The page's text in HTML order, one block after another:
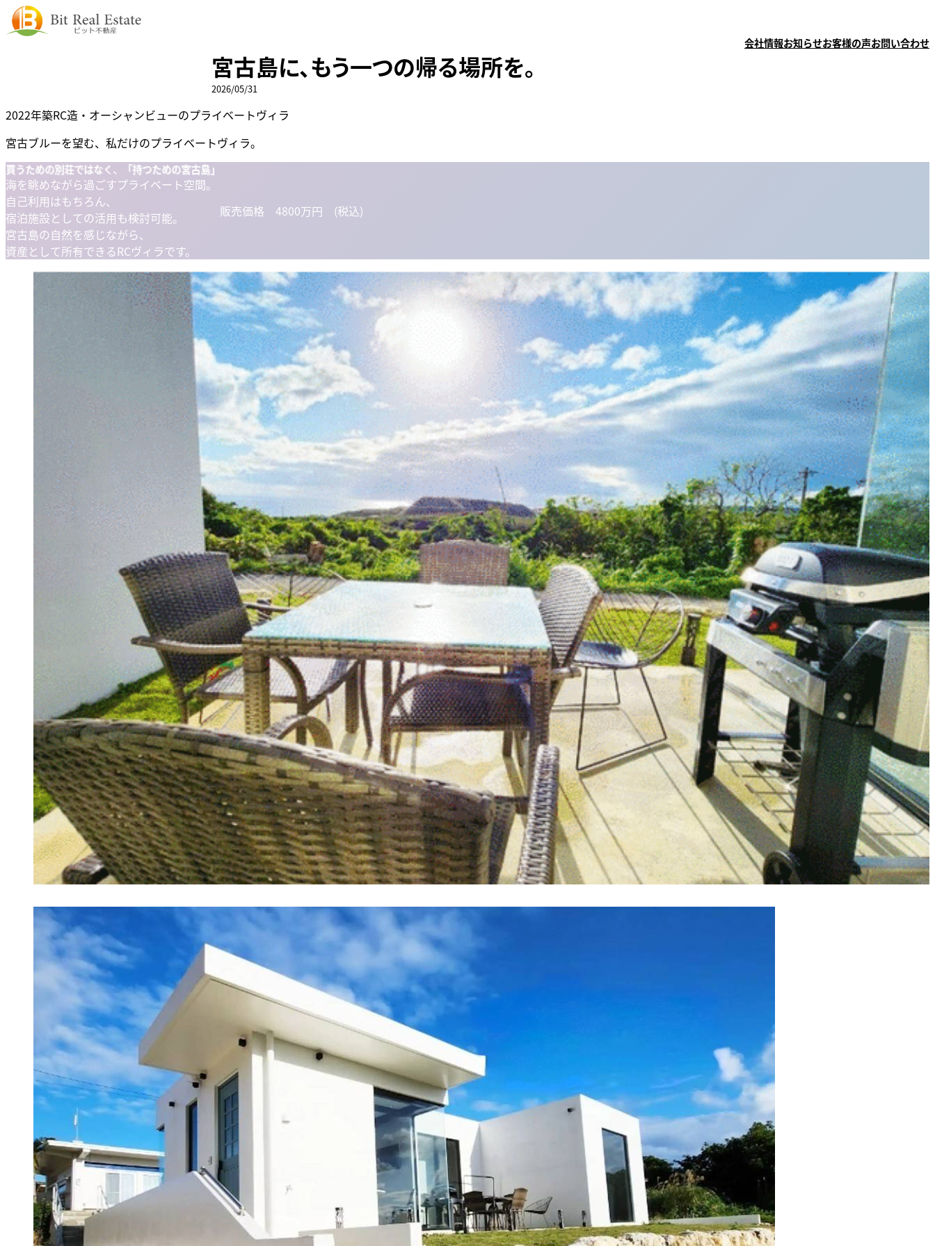
内
容
プ
会社情報お知らせお客様の声お問い合わせ
宮古島に、もう一つの帰る場所を。
2026/05/31
2022年築RC造・オーシャンビューのプライベートヴィラ
宮古ブルーを望む、私だけのプライベートヴィラ。
買うための別荘ではなく、「持つための宮古島」
海を眺めながら過ごすプライベート空間。
自己利用はもちろん、
宿泊施設としての活用も検討可能。
宮古島の自然を感じながら、
資産として所有できるRCヴィラです。
販売価格 4800万円 (税込)